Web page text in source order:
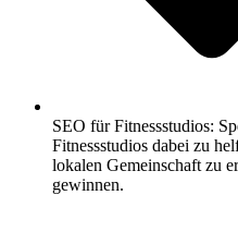
SEO für Fitnessstudios:
Fitnessstudios dabei zu
lokalen Gemeinschaft zu
gewinnen.